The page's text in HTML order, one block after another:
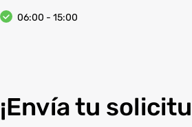
06:00 - 15:00
¡Envía tu